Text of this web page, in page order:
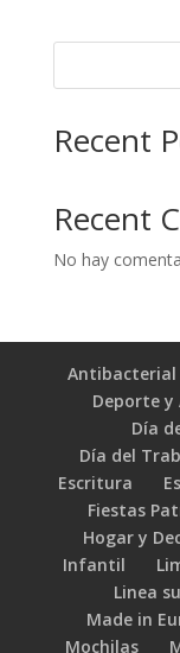
Recent
Recent
No hay
Antibacterial
Deporte y
Día
Día del
Escritura
Fiestas
Hogar y
Infantil
Linea
Made in
Mochilas